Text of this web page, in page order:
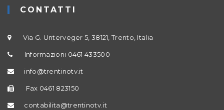
CONTATTI
Via G. Unterveger 5, 38121, Trento, Italia
Informazioni 0461 433500
info@trentinotv.it
Fax 0461 823150
contabilita@trentinotv.it